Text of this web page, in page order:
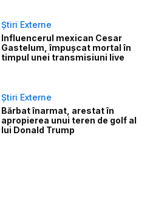
Știri Externe
Influencerul mexican Cesar
Gastelum, împușcat mortal în
timpul unei transmisiuni live
Știri Externe
Bărbat înarmat, arestat în
apropierea unui teren de golf al
lui Donald Trump